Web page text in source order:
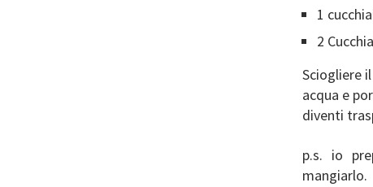
1
2
Sciogliere
acqua e
diventi
p.s. io
mangiarlo.